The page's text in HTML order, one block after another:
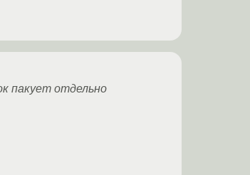
пакует отдельно